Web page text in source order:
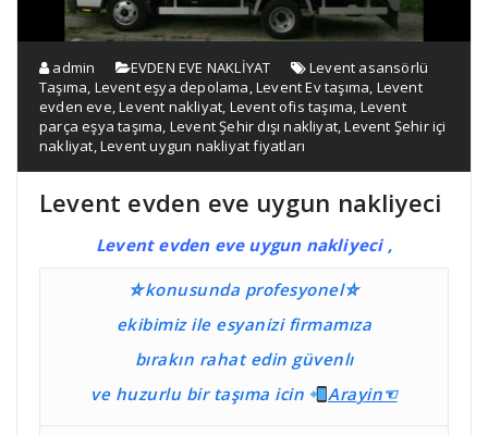
admin EVDEN EVE NAKLİYAT
Levent asansörlü
Taşıma, Levent eşya depolama,Levent Ev taşıma, Levent
evden eve,Levent nakliyat, Levent ofis taşıma, Levent
parça eşya taşıma, Levent Şehir dışı nakliyat,Levent Şehir içi
nakliyat,Levent uygun nakliyat fiyatları
Levent evden eve uygun nakliyeci
Levent evden eve uygun nakliyeci ,
⛤konusunda profesyonel⛤
ekibimiz ile esyanizi firmamıza
bırakın rahat edin güvenlı
ve huzurlu bir taşıma icin Arayin☜